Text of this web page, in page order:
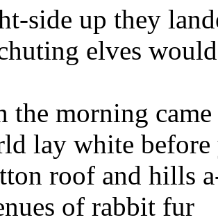
side up they
elves
the morning
lay white before
roof and hills
of rabbit fur